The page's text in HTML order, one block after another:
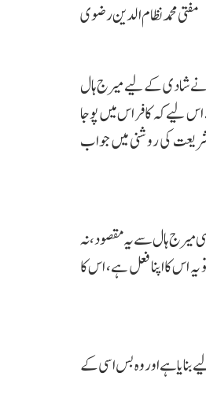
مفتی محمد نظامالدین رضوی
نے شادی کے لیے میرج ہال
لیے کہ کافر اس میں پوجا
شریعت کی روشنی میں جواب
میرج ہال سے یہ مقصود، نہ
اس کا اپنا فعل ہے، اس کا
ہے اور وہ بس اسی کے